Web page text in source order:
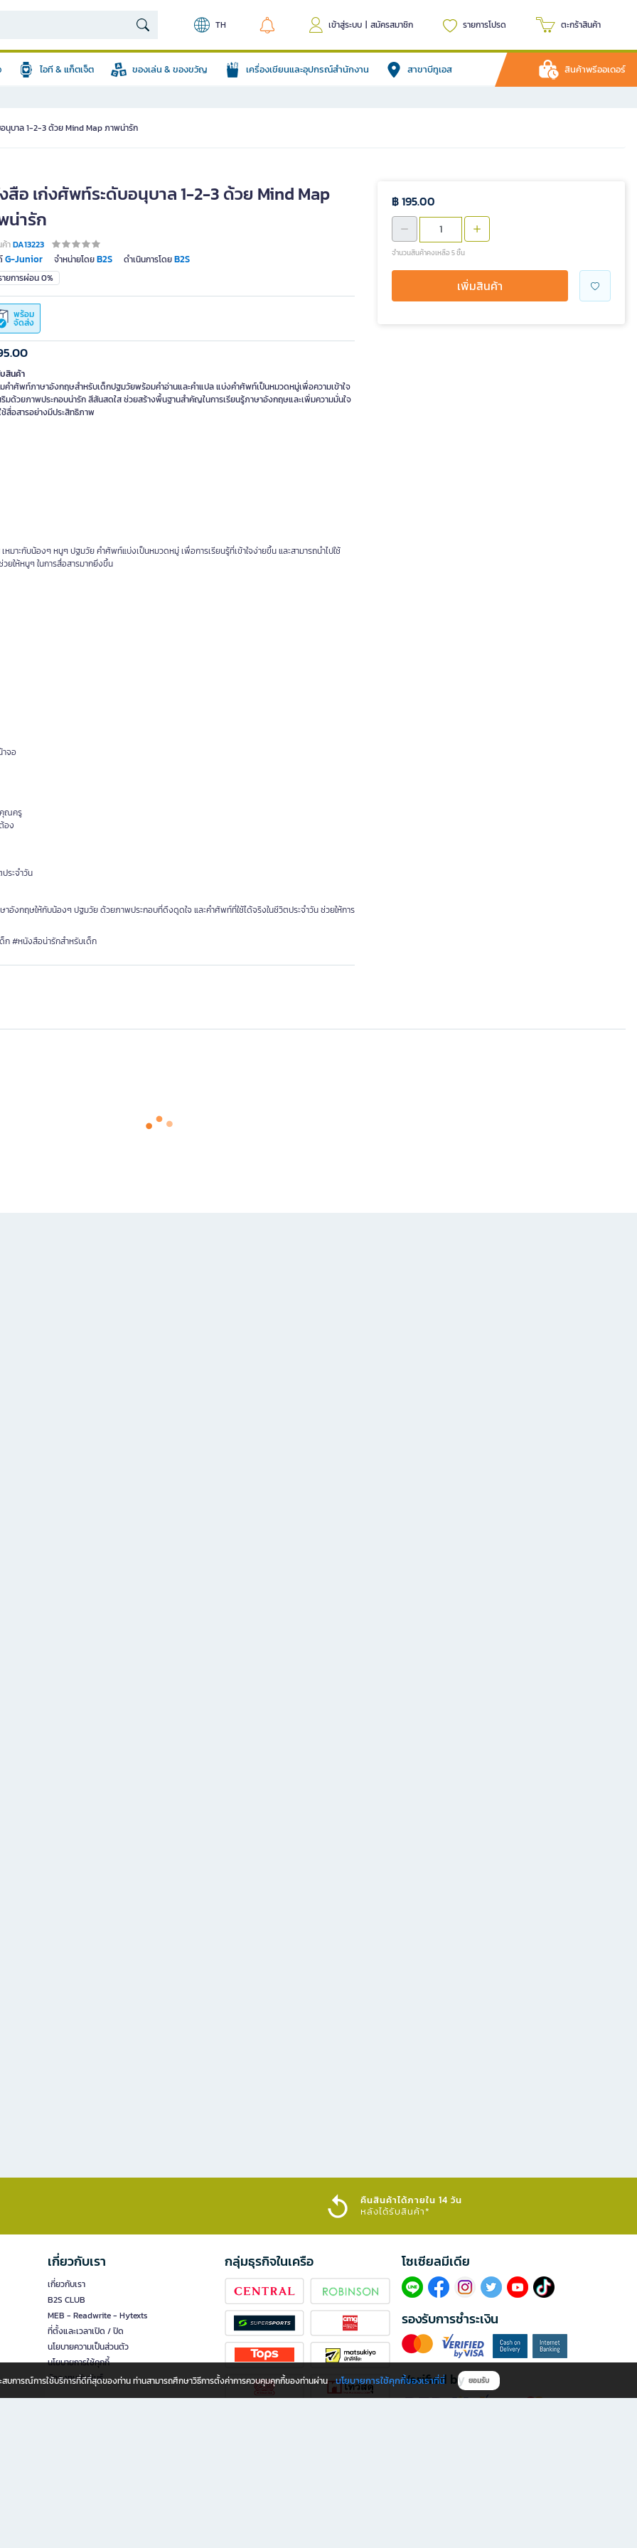
TH เข้าสู่ระบบ | สมัครสมาชิก รายการโปรด ตะกร้าสินค้า
ไอที & แก็ตเจ็ต ของเล่น & ของขวัญ เครื่องเขียนและอุปกรณ์สำนักงาน สาขาบีทูเอส สินค้าพรีออเดอร์
นุบาล 1-2-3 ด้วย Mind Map ภาพน่ารัก
สือ เก่งศัพท์ระดับอนุบาล 1-2-3 ด้วย Mind Map
น่ารัก
าDA13223
G-Junior จำหน่ายโดยB2S ดำเนินการโดยB2S
ายการผ่อน 0%
พร้อม
จัดส่ง
สินค้า
คำศัพท์ภาษาอังกฤษสำหรับเด็กปฐมวัยพร้อมคำอ่านและคำแปล แบ่งคำศัพท์เป็นหมวดหมู่เพื่อความเข้าใจ
ริมด้วยภาพประกอบน่ารัก สีสันสดใส ช่วยสร้างพื้นฐานสำคัญในการเรียนรู้ภาษาอังกฤษและเพิ่มความมั่นใจ
ช้สื่อสารอย่างมีประสิทธิภาพ
ะกับน้องๆ หนูๆ ปฐมวัย คำศัพท์แบ่งเป็นหมวดหมู่ เพื่อการเรียนรู้ที่เข้าใจง่ายขึ้น และสามารถนำไปใช้
ยให้หนูๆ ในการสื่อสารมากยิ่งขึ้น
จอ
คุณครู
อง
ระจำวัน
าอังกฤษให้กับน้องๆ ปฐมวัย ด้วยภาพประกอบที่ดึงดูดใจ และคำศัพท์ที่ใช้ได้จริงในชีวิตประจำวัน ช่วยให้การ
#หนังสือน่ารักสำหรับเด็ก
฿ 195.00
จำนวนสินค้าคงเหลือ 5 ชิ้น
เพิ่มสินค้า
คืนสินค้าได้ภายใน 14 วัน
หลังได้รับสินค้า*
เกี่ยวกับเรา
เกี่ยวกับเรา
B2S CLUB
MEB - Readwrite - Hytexts
ที่ตั้งและเวลาเปิด / ปิด
นโยบายความเป็นส่วนตัว
นโยบายการใช้คุกกี้
นักลงทุนสัมพันธ์
กลุ่มธุรกิจในเครือ โซเซียลมีเดีย​
รองรับการชำระเงิน
Verified by
สบการณ์การใช้บริการที่ดีที่สุดของท่าน ท่านสามารถศึกษาวิธีการตั้งค่าการควบคุมคุกกี้ของท่านผ่าน นโยบายการใช้คุกกี้ของเราที่นี่ ยอมรับ